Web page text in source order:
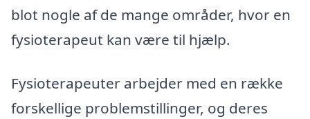
blot nogle af de mange områder, hvor en
fysioterapeut kan være til hjælp.
Fysioterapeuter arbejder med en række
forskellige problemstillinger, og deres